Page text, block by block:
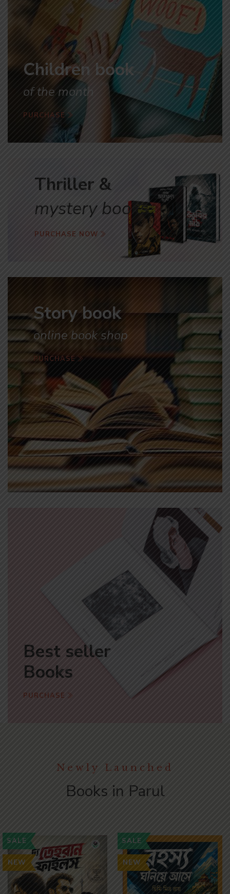
Children book
of the month
PURCHASE
Thriller &
mystery books
PURCHASE NOW
Story book
online book shop
PURCHASE
Best seller
Books
PURCHASE
Newly Launched
Books in Parul
SALE
NEW
SALE
NEW